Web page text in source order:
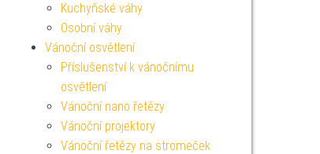
Kuchyňské váhy
Osobní váhy
Vánoční osvětlení
Příslušenství k vánočnímu
osvětlení
Vánoční nano řetězy
Vánoční projektory
Vánoční řetězy na stromeček